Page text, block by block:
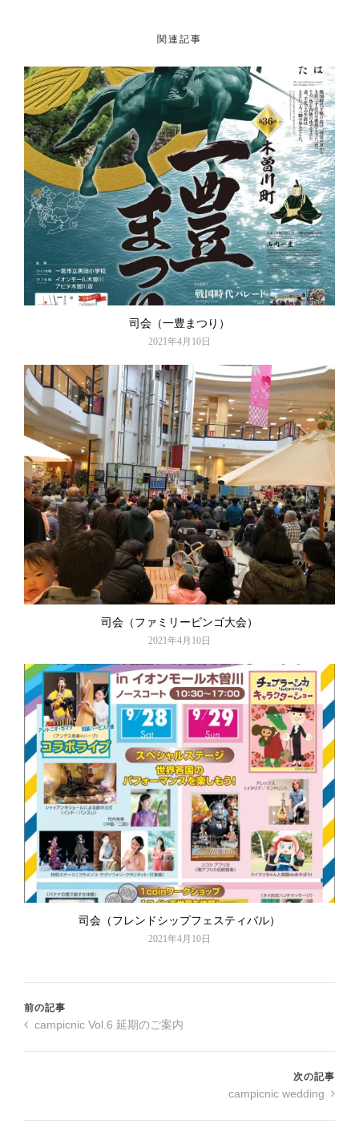
関連記事
司会（一豊まつり）
2021年4月10日
司会（ファミリービンゴ大会）
2021年4月10日
司会（フレンドシップフェスティバル）
2021年4月10日
前の記事
campicnic Vol.6 延期のご案内
次の記事
campicnic wedding